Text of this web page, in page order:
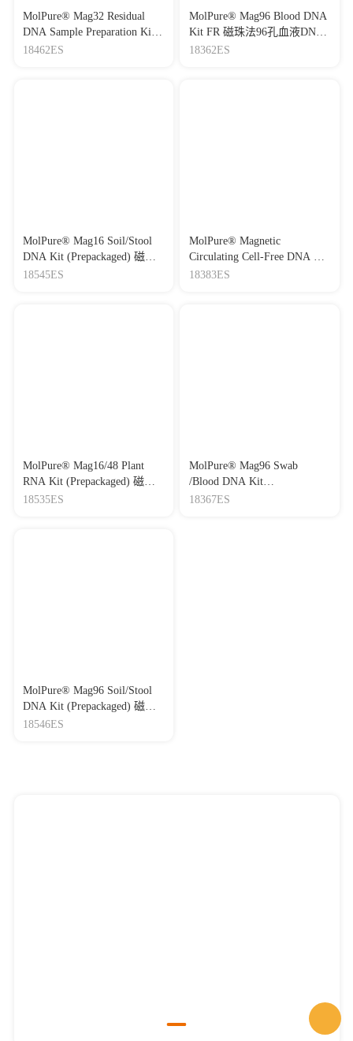
MolPure® Mag32 Residual
DNA Sample Preparation Kit
FA 磁珠法残留DNA样本前处
18462ES
MolPure® Mag96 Blood DNA
Kit FR 磁珠法96孔血液DNA
提取试剂盒FR（预封装）
18362ES
MolPure® Mag16 Soil/Stool
DNA Kit (Prepackaged) 磁珠
法16孔土壤/粪便DNA提取试
18545ES
MolPure® Magnetic
Circulating Cell-Free DNA Kit
(Prepackaged) 血浆、血清游
18383ES
MolPure® Mag16/48 Plant
RNA Kit (Prepackaged) 磁珠
法16/48孔通用植物RNA提取
18535ES
MolPure® Mag96 Swab
/Blood DNA Kit
N(Prepackaged)预封装全血核
18367ES
MolPure® Mag96 Soil/Stool
DNA Kit (Prepackaged) 磁珠
法96孔土壤/粪便DNA提取试
18546ES